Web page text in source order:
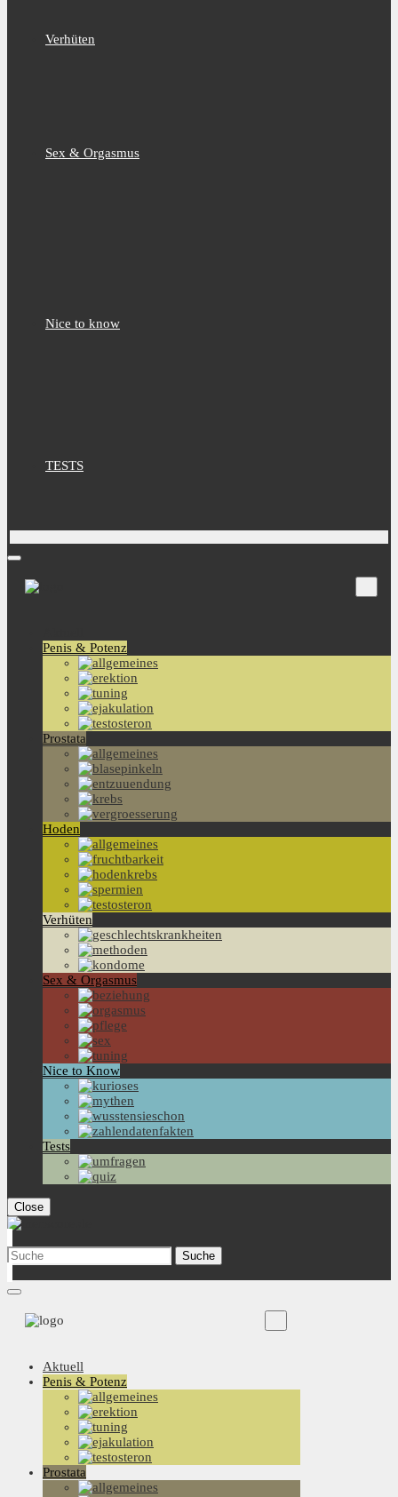
Verhüten
Sex & Orgasmus
Nice to know
TESTS
Penis & Potenz
Prostata
Hoden
Verhüten
Sex & Orgasmus
Nice to Know
Tests
Close
Aktuell
Penis & Potenz
Prostata